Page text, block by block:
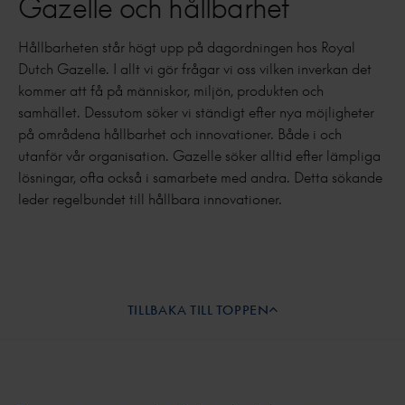
Gazelle och hållbarhet
Hållbarheten står högt upp på dagordningen hos Royal
Dutch Gazelle. I allt vi gör frågar vi oss vilken inverkan det
kommer att få på människor, miljön, produkten och
samhället. Dessutom söker vi ständigt efter nya möjligheter
på områdena hållbarhet och innovationer. Både i och
utanför vår organisation. Gazelle söker alltid efter lämpliga
lösningar, ofta också i samarbete med andra. Detta sökande
leder regelbundet till hållbara innovationer.
TILLBAKA TILL TOPPEN